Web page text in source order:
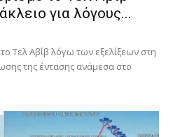
για λόγους...
Τελ Αβίβ λόγω των εξελίξεων στη
της έντασης ανάμεσα στο